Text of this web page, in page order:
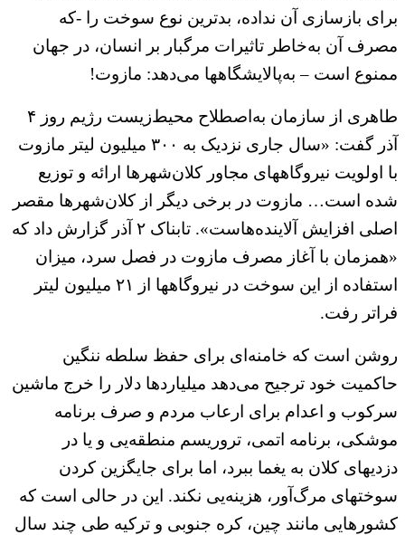
برای بازسازی آن نداده، بدترین نوع سوخت را -که
مصرف آن به‌خاطر تاثیرات مرگبار بر انسان، در جهان
ممنوع است – به‌پالایشگاهها می‌دهد: مازوت!
طاهری از سازمان به‌اصطلاح محیط‌زیست رژیم روز ۴
آذر گفت: «سال جاری نزدیک به ۳۰۰ میلیون لیتر مازوت
با اولویت نیروگاههای مجاور کلان‌شهرها ارائه و توزیع
شده است… مازوت در برخی دیگر از کلان‌شهرها مقصر
اصلی افزایش آلاینده‌هاست». تابناک ۲ آذر گزارش داد که
«همزمان با آغاز مصرف مازوت در فصل سرد، میزان
استفاده از این سوخت در نیروگاهها از ۲۱ میلیون لیتر
فراتر رفت.
روشن است که خامنه‌ای برای حفظ سلطه ننگین
حاکمیت خود ترجیح می‌دهد میلیاردها دلار را خرج ماشین
سرکوب و اعدام برای ارعاب مردم و صرف برنامه
موشکی، برنامه اتمی، تروریسم منطقه‌یی و یا در
دزدیهای کلان به یغما ببرد، اما برای جایگزین کردن
سوختهای مرگ‌آور، هزینه‌یی نکند. این در حالی است که
کشورهایی مانند چین، کره جنوبی و ترکیه طی چند سال